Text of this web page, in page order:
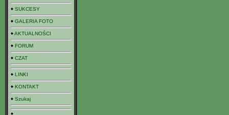
SUKCESY
GALERIA FOTO
AKTUALNOŚCI
FORUM
CZAT
LINKI
KONTAKT
Szukaj